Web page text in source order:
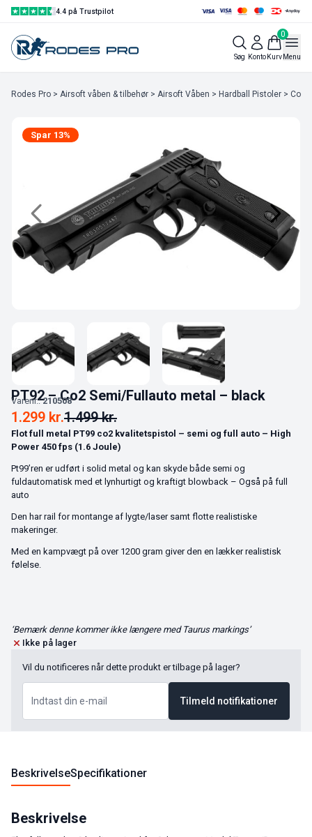
4.4 på Trustpilot
Søg Konto
0
KurvMenu
Rodes Pro > Airsoft våben & tilbehør > Airsoft Våben > Hardball Pistoler > Co2
Spar 13%
PT92 – Co2 Semi/Fullauto metal – black
Varenr.:210508
1.499kr.
1.299 kr.
Flot full metal PT99 co2 kvalitetspistol – semi og full auto – High
Power 450 fps (1.6 Joule)
Pt99’ren er udført i solid metal og kan skyde både semi og
fuldautomatisk med et lynhurtigt og kraftigt blowback – Også på full
auto
Den har rail for montange af lygte/laser samt flotte realistiske
makeringer.
Med en kampvægt på over 1200 gram giver den en lækker realistisk
følelse.
‘Bemærk denne kommer ikke længere med Taurus markings’
Ikke på lager
Vil du notificeres når dette produkt er tilbage på lager?
Tilmeld notifikationer
BeskrivelseSpecifikationer
Beskrivelse